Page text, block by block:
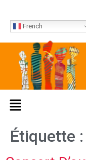
French
Étiquette :